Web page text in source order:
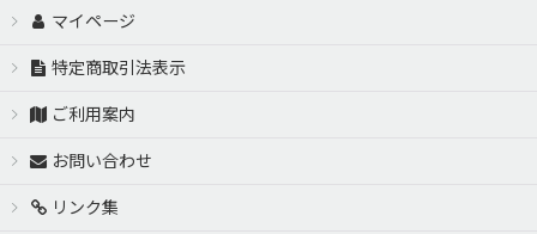
マイページ
特定商取引法表示
ご利用案内
お問い合わせ
リンク集